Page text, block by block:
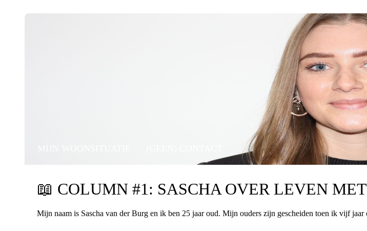
📖 COLUMN #1: SASCHA OVER LEVEN
Mijn naam is Sascha van der Burg en ik ben 25 jaar oud. Mijn ouders zijn gescheiden toen ik vijf jaar